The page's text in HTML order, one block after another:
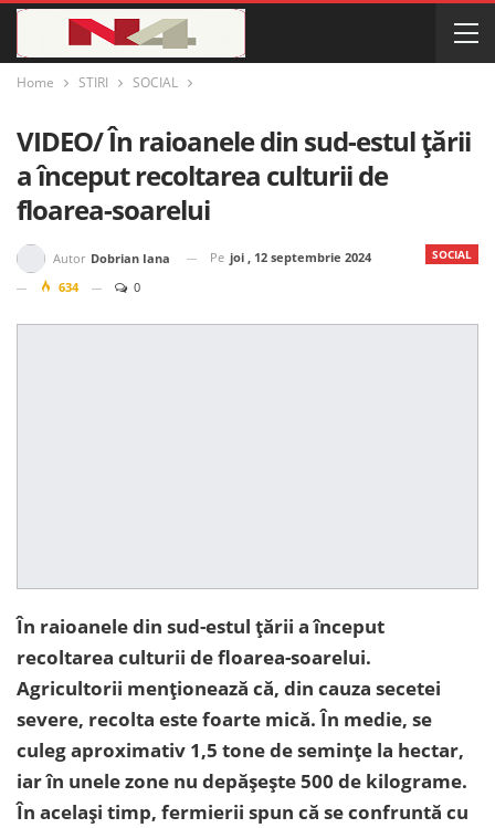
Home STIRI SOCIAL
VIDEO/ În raioanele din sud-estul țării
a început recoltarea culturii de
floarea-soarelui
SOCIAL
Autor Dobrian Iana Pe joi , 12 septembrie 2024
634
0
În raioanele din sud-estul țării a început
recoltarea culturii de floarea-soarelui.
Agricultorii menționează că, din cauza secetei
severe, recolta este foarte mică. În medie, se
culeg aproximativ 1,5 tone de semințe la hectar,
iar în unele zone nu depășește 500 de kilograme.
În același timp, fermierii spun că se confruntă cu